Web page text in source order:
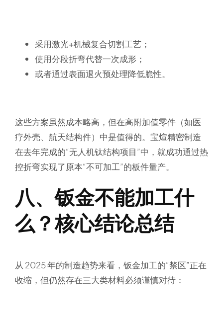
采用激光+机械复合切割工艺；
使用分段折弯代替一次成形；
或者通过表面退火预处理降低脆性。
这些方案虽然成本略高，但在高附加值零件（如医
疗外壳、航天结构件）中是值得的。宝煊精密制造
在去年完成的“无人机钛结构项目”中，就成功通过热
控折弯实现了原本“不可加工”的板件量产。
八、钣金不能加工什
么？核心结论总结
从 2025 年的制造趋势来看，钣金加工的“禁区”正在
收缩，但仍然存在三大类材料必须谨慎对待：